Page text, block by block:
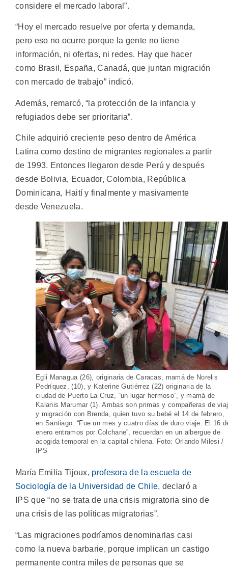
considere el mercado laboral”.
“Hoy el mercado resuelve por oferta y demanda,
pero eso no ocurre porque la gente no tiene
información, ni ofertas, ni redes. Hay que hacer
como Brasil, España, Canadá, que juntan migración
con mercado de trabajo” indicó.
Además, remarcó, “la protección de la infancia y
refugiados debe ser prioritaria”.
Chile adquirió creciente peso dentro de América
Latina como destino de migrantes regionales a partir
de 1993. Entonces llegaron desde Perú y después
desde Bolivia, Ecuador, Colombia, República
Dominicana, Haití y finalmente y masivamente
desde Venezuela.
Egli Managua (26), originaria de Caracas, mamá de Norelis
Pedríquez, (10), y Katerine Gutiérrez (22) originaria de la
ciudad de Puerto La Cruz, “un lugar hermoso”, y mamá de
Kalanis Marumar (1). Ambas son primas y compañeras de
y migración con Brenda, quien tuvo su bebé el 14 de febrero,
en Santiago. “Fue un mes y cuatro días de duro viaje. El 16
enero entramos por Colchane”, recuerdan en un albergue de
acogida temporal en la capital chilena. Foto: Orlando Milesi /
IPS
María Emilia Tijoux, profesora de la escuela de
Sociología de la Universidad de Chile, declaró a
IPS que “no se trata de una crisis migratoria sino de
una crisis de las políticas migratorias”.
“Las migraciones podríamos denominarlas casi
como la nueva barbarie, porque implican un castigo
permanente contra miles de personas que se